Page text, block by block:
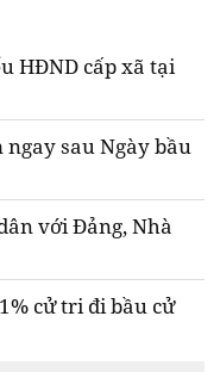
HĐND cấp xã tại
sau Ngày bầu
với Đảng, Nhà
cử tri đi bầu cử